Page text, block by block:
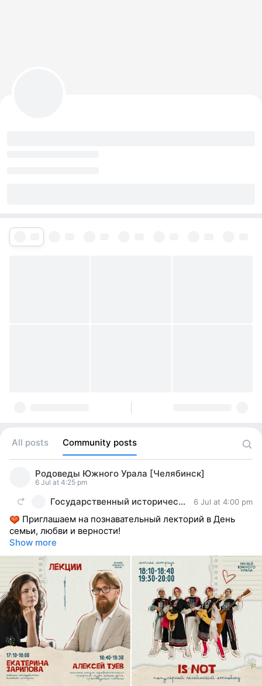
All posts Community posts
Родоведы Южного Урала [Челябинск]
6 Jul at 4:25 pm
Государственный исторический музей Южного Урала 6 Jul at 4:00 pm
Приглашаем на познавательный лекторий в День
семьи, любви и верности!
Show more